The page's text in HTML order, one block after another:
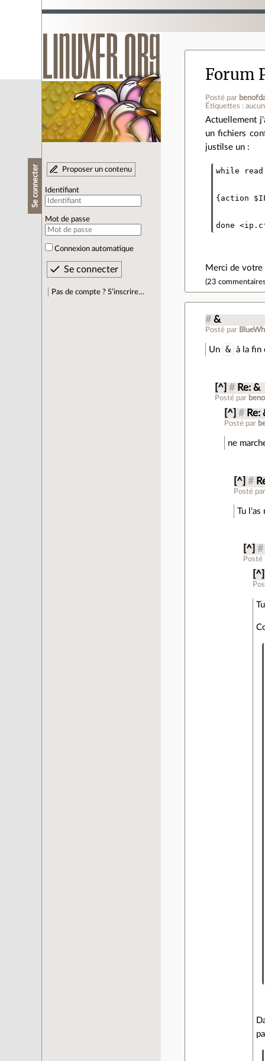
Se connecter Proposer un contenu
Identifiant
Mot de passe
Connexion automatique
Pas de compte ? S’inscrire…
Forum
Posté par
Étiquettes :
Actuellement
un fichiers
justilse un :
while
{action
Merci de votre
(23
# &
Posté par
Un & à la fin
[^] # Re: &
Posté par
[^] # Re:
Posté par
ne
[^] #
Posté
Tu
[^] #
Posté
[^]